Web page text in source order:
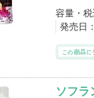
容量・税
発売日：
ソフラ